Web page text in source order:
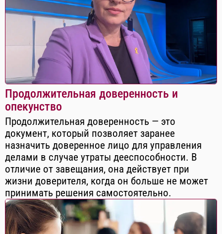
Продолжительная доверенность и
опекунство
Продолжительная доверенность — это
документ, который позволяет заранее
назначить доверенное лицо для управления
делами в случае утраты дееспособности. В
отличие от завещания, она действует при
жизни доверителя, когда он больше не может
принимать решения самостоятельно.